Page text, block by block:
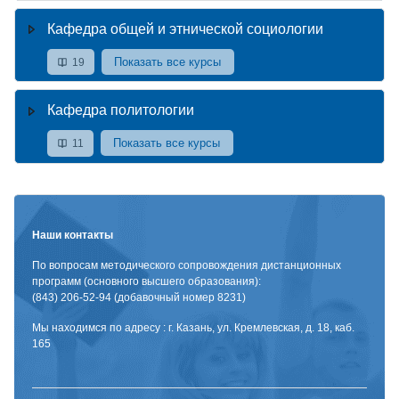
Кафедра общей и этнической социологии
19 Показать все курсы
Кафедра политологии
11 Показать все курсы
Наши контакты
По вопросам методического сопровождения дистанционных
программ (основного высшего образования):
(843) 206-52-94 (добавочный номер 8231)
Мы находимся по адресу : г. Казань, ул. Кремлевская, д. 18, каб.
165